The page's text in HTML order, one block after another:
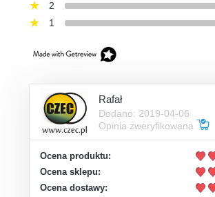
2
1
Rafał
Dodano: 2019-04-06
Opinia zweryfikowana
Ocena produktu:
Ocena sklepu:
Ocena dostawy: